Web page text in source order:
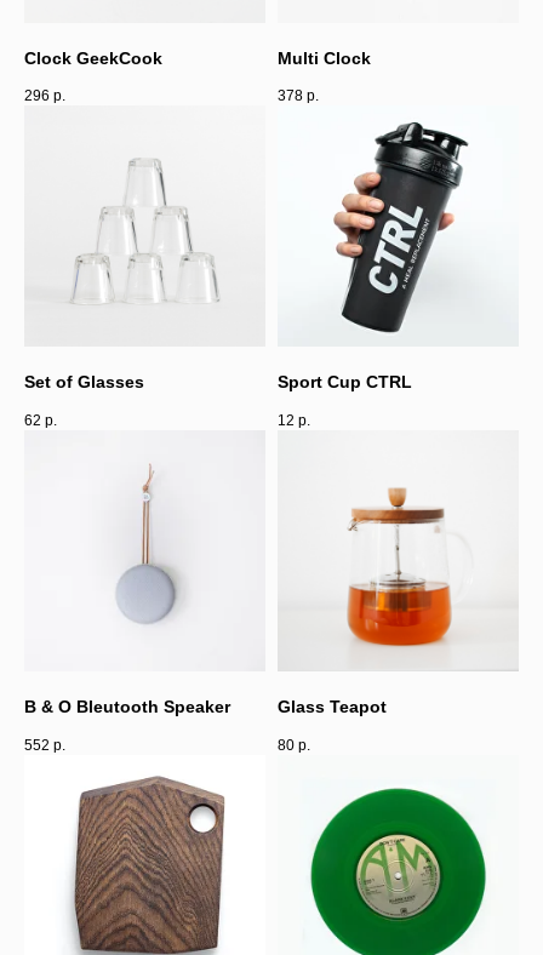
Clock GeekCook
296 р.
Multi Clock
378 р.
Set of Glasses
62 р.
Sport Cup CTRL
12 р.
B & O Bleutooth Speaker
552 р.
Glass Teapot
80 р.